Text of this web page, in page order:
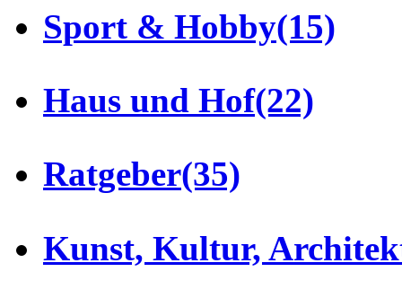
Sport & Hobby(15)
Haus und Hof(22)
Ratgeber(35)
Kunst, Kultur,